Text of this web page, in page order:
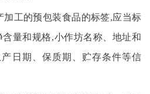
加工的预包装食品的标签,应当标
量和规格,小作坊名称、地址和
日期、保质期、贮存条件等信